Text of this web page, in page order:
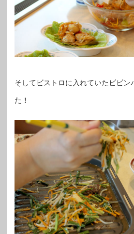
そしてビストロに入れていたビビン
た！